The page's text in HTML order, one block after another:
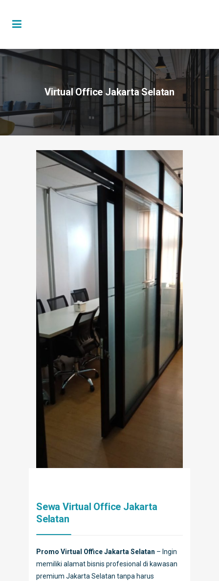
Virtual Office Jakarta Selatan
Sewa Virtual Office Jakarta
Selatan
Promo Virtual Office Jakarta Selatan – Ingin
memiliki alamat bisnis profesional di kawasan
premium Jakarta Selatan tanpa harus